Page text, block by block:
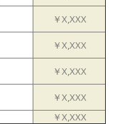
￥X,XXX
￥X,XXX
￥X,XXX
￥X,XXX
￥X,XXX